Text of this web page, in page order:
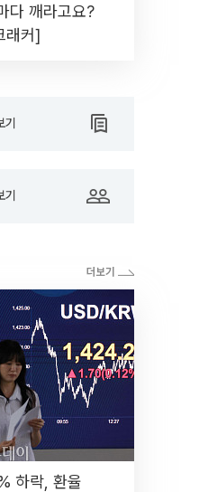
다 깨라고요?
래커]
하락, 환율